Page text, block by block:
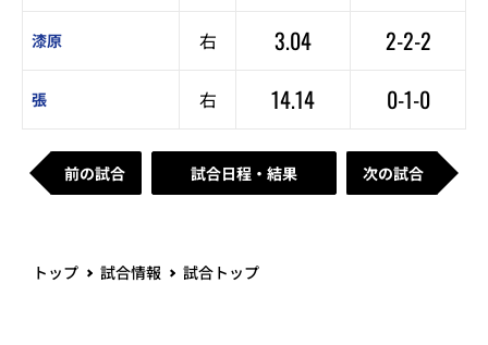
漆原 右 3.04 2-2-2
張 右 14.14 0-1-0
前の試合 試合日程・結果 次の試合
トップ 試合情報 試合トップ